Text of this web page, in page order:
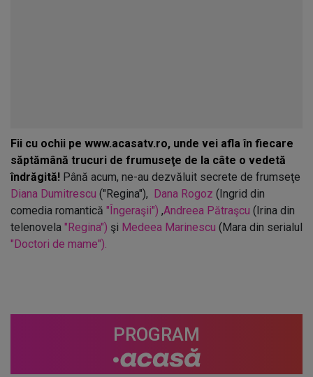
Fii cu ochii pe www.acasatv.ro, unde vei afla în fiecare
săptămână trucuri de frumuseţe de la câte o vedetă
îndrăgită! Până acum, ne-au dezvăluit secrete de frumseţe
Diana Dumitrescu ("Regina"), Dana Rogoz (Ingrid din
comedia romantică "Îngeraşii") ,Andreea Pătraşcu (Irina din
telenovela "Regina") şi Medeea Marinescu (Mara din serialul
"Doctori de mame").
PROGRAM